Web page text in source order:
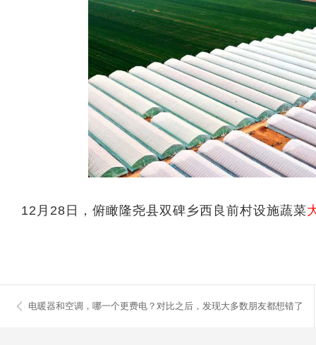
12月28日，俯瞰隆尧县双碑乡西良前村设施蔬菜
电暖器和空调，哪一个更费电？对比之后，发现大多数朋友都想错了